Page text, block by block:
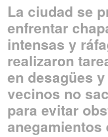
La ciudad se
enfrentar
intensas y
realizaron
en desagües
vecinos no
para evitar